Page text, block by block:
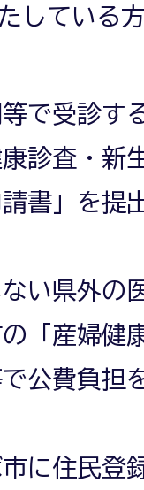
している
で受診す
診査・新
書」を提
い県外の
「産婦健
公費負担
に住民登